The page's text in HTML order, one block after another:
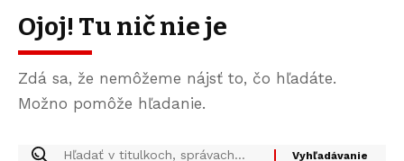
Ojoj! Tu nič nie je
Zdá sa, že nemôžeme nájsť to, čo hľadáte.
Možno pomôže hľadanie.